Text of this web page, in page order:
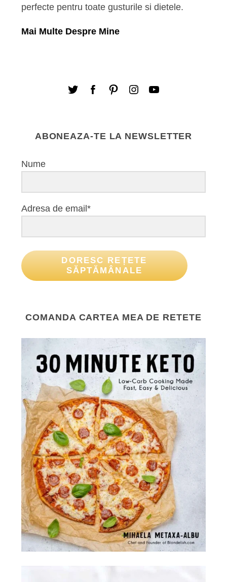
perfecte pentru toate gusturile si dietele.
Mai Multe Despre Mine
ABONEAZA-TE LA NEWSLETTER
Nume
Adresa de email*
DORESC REȚETE
SĂPTĂMÂNALE
COMANDA CARTEA MEA DE RETETE